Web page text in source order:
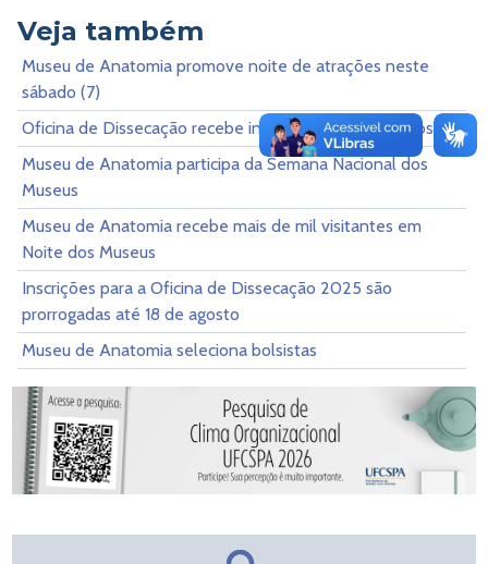
Veja também
Museu de Anatomia promove noite de atrações neste
sábado (7)
Oficina de Dissecação recebe inscrições até 12 de agosto
Museu de Anatomia participa da Semana Nacional dos
Museus
Museu de Anatomia recebe mais de mil visitantes em
Noite dos Museus
Inscrições para a Oficina de Dissecação 2025 são
prorrogadas até 18 de agosto
Museu de Anatomia seleciona bolsistas